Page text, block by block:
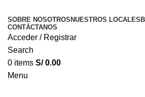
SOBRE NOSOTROS NUESTROS LOCALES
CONTÁCTANOS
Acceder / Registrar
Search
0 items S/0.00
Menu